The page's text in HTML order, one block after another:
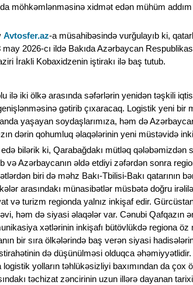
möhkəmlənməsinə xidmət edən mühüm
Avtosfer.az-a müsahibəsində vurğulayıb ki,
2026-cı ildə Bakıda Azərbaycan
İrakli Kobaxidzenin iştirakı ilə baş tutub.
ilə iki ölkə arasında səfərlərin yenidən təşkili
gətirib çıxaracaq. Logistik yeni bir
yaşayan soydaşlarımıza, həm də
dərin qohumluq əlaqələrinin yeni müstəvidə
bilərik ki, Qarabağdakı mütləq qələbəmizdən
Azərbaycanın əldə etdiyi zəfərdən sonra
biri də məhz Bakı-Tbilisi-Bakı qatarının
arasındakı münasibətlər müsbətə doğru
və turizm regionda yalnız inkişaf edir.
həm də siyasi əlaqələr var. Cənubi Qafqazın
xətlərinin inkişafı bütövlükdə regiona
bir sıra ölkələrində baş verən siyasi
də düşünülməsi olduqca
yolların təhlükəsizliyi baxımından da çox
təchizat zəncirinin uzun illərə dayanan